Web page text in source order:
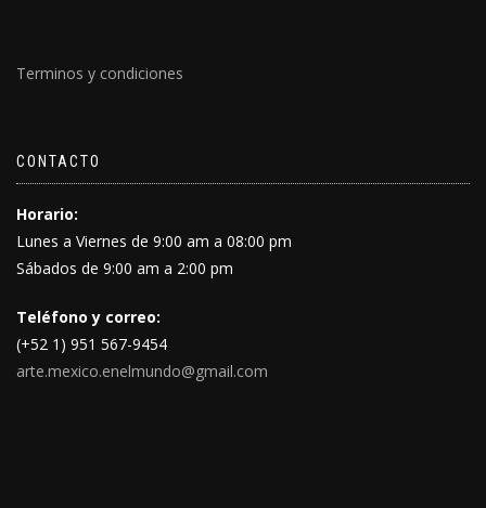
Terminos y condiciones
CONTACTO
Horario:
Lunes a Viernes de 9:00 am a 08:00 pm
Sábados de 9:00 am a 2:00 pm
Teléfono y correo:
(+52 1) 951 567-9454
arte.mexico.enelmundo@gmail.com